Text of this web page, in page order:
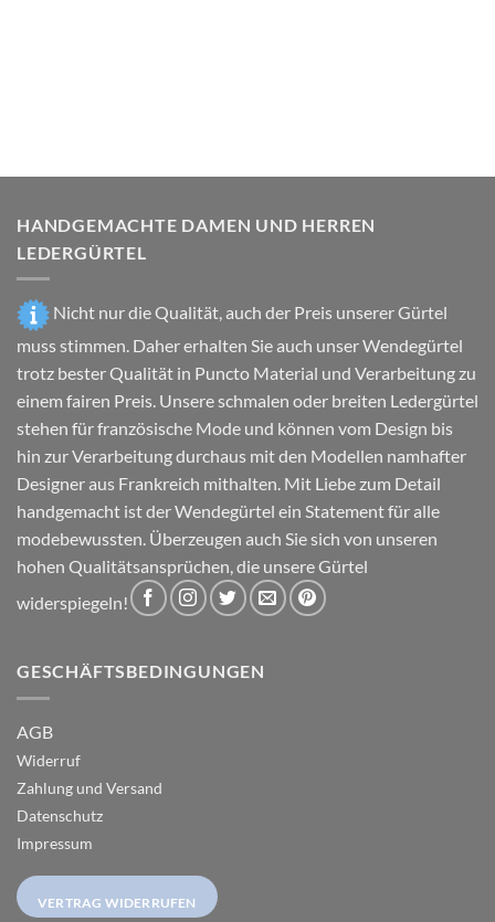
HANDGEMACHTE DAMEN UND HERREN
LEDERGÜRTEL
Nicht nur die Qualität, auch der Preis unserer Gürtel
muss stimmen. Daher erhalten Sie auch unser Wendegürtel
trotz bester Qualität in Puncto Material und Verarbeitung zu
einem fairen Preis. Unsere schmalen oder breiten Ledergürtel
stehen für französische Mode und können vom Design bis
hin zur Verarbeitung durchaus mit den Modellen namhafter
Designer aus Frankreich mithalten. Mit Liebe zum Detail
handgemacht ist der Wendegürtel ein Statement für alle
modebewussten. Überzeugen auch Sie sich von unseren
hohen Qualitätsansprüchen, die unsere Gürtel
widerspiegeln!
GESCHÄFTSBEDINGUNGEN
AGB
Widerruf
Zahlung und Versand
Datenschutz
Impressum
VERTRAG WIDERRUFEN